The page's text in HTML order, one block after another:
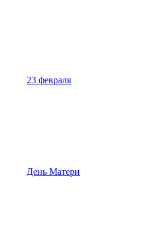
23 февраля
День Матери